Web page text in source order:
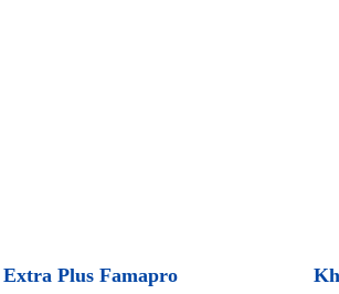
Plus Famapro